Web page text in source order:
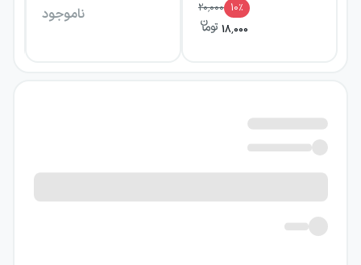
20,000 10٪
18,000
ناموجود